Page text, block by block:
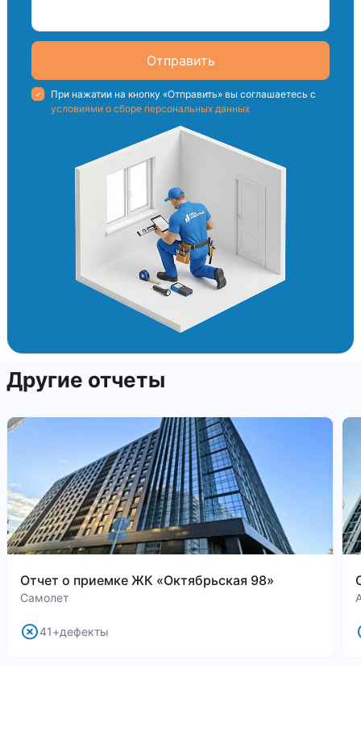
Отправить
При нажатии на кнопку «Отправить» вы соглашаетесь с
условиями о сборе персональных данных
Другие отчеты
Отчет о приемке ЖК «Октябрьская 98»
Самолет
41+дефекты